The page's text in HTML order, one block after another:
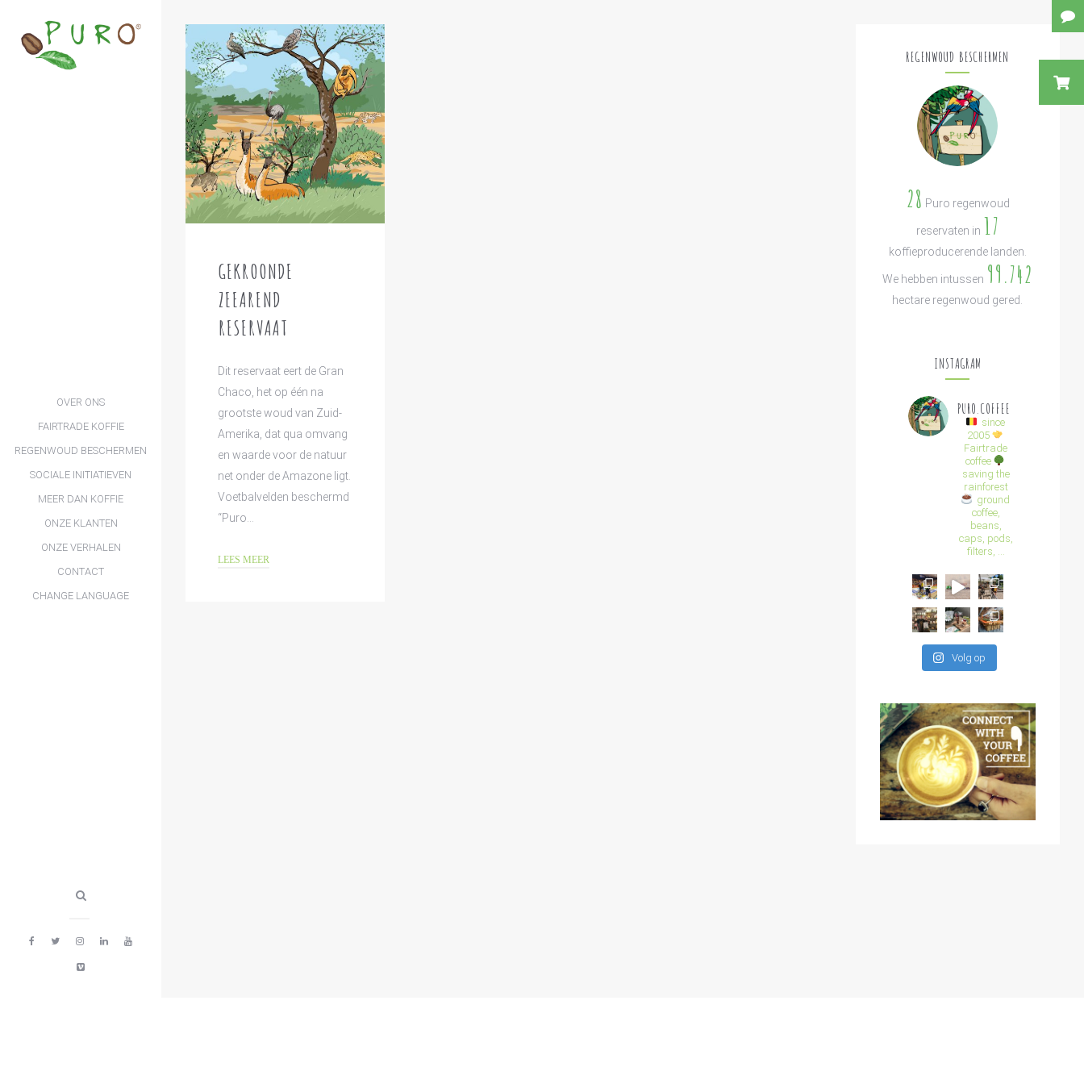
OVER ONS
FAIRTRADE KOFFIE
REGENWOUD BESCHERMEN
SOCIALE INITIATIEVEN
MEER DAN KOFFIE
ONZE KLANTEN
ONZE VERHALEN
CONTACT
CHANGE LANGUAGE
GEKROONDE
ZEEAREND
RESERVAAT
Dit reservaat eert de Gran
Chaco, het op één na
grootste woud van Zuid-
Amerika, dat qua omvang
en waarde voor de natuur
net onder de Amazone ligt.
Voetbalvelden beschermd
“Puro…
LEES MEER
REGENWOUD BESCHERMEN
28 Puro regenwoud
reservaten in 17
koffieproducerende landen.
We hebben intussen 99.742
hectare regenwoud gered.
INSTAGRAM
PURO.COFFEE
since
2005
Fairtrade
coffee
saving the
rainforest
ground
coffee,
beans,
caps, pods,
filters, ...
Volg op